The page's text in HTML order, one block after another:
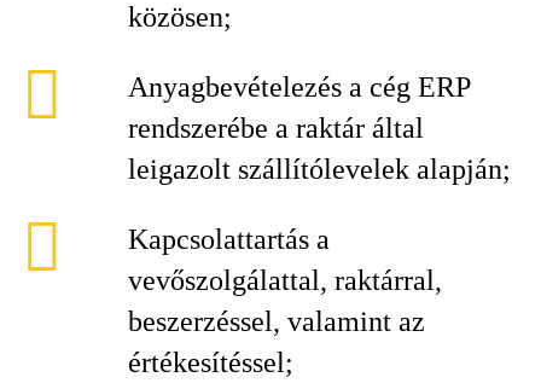
közösen;
Anyagbevételezés a cég ERP
rendszerébe a raktár által
leigazolt szállítólevelek alapján;
Kapcsolattartás a
vevőszolgálattal, raktárral,
beszerzéssel, valamint az
értékesítéssel;